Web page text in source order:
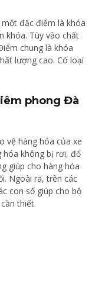
đặc điểm là khóa
khóa. Tùy vào chất
chung là khóa
lượng cao. Có loại
phong Đà
vệ hàng hóa của xe
hóa không bị rơi, đổ
giúp cho hàng hóa
Ngoài ra, trên các
con số giúp cho bộ
thiết.